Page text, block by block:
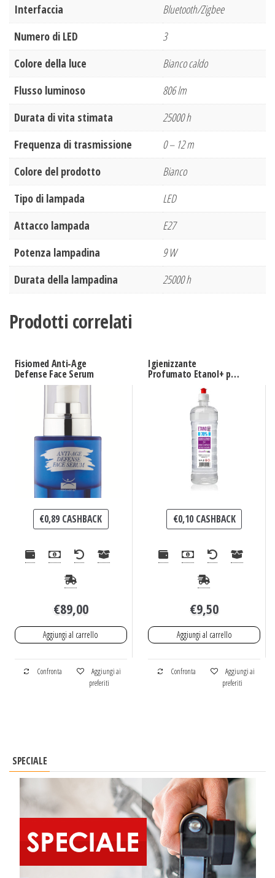
Interfaccia
Bluetooth/Zigbee
Numero di LED
3
Colore della luce
Bianco caldo
Flusso luminoso
806 lm
Durata di vita stimata
25000 h
Frequenza di trasmissione
0 – 12 m
Colore del prodotto
Bianco
Tipo di lampada
LED
Attacco lampada
E27
Potenza lampadina
9 W
Durata della lampadina
25000 h
Prodotti correlati
Fisiomed Anti-Age
Defense Face Serum
€0,89 CASHBACK
€89,00
Aggiungi al carrello
Confronta
Aggiungi ai
preferiti
Igienizzante
Profumato Etanol+ per
Utilizzo Senza Acqua
€0,10CASHBACK
€9,50
Aggiungi al carrello
Confronta
Aggiungi ai
preferiti
SPECIALE